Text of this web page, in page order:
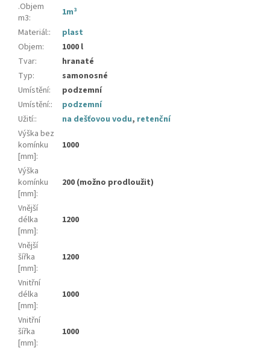
.Objem
m3:
1m³
Materiál::
plast
Objem:
1000 l
Tvar:
hranaté
Typ:
samonosné
Umístění:
podzemní
Umístění::
podzemní
Užití:: na dešťovou vodu, retenční
Výška bez
komínku
[mm]:
1000
Výška
komínku
[mm]:
200 (možno prodloužit)
Vnější
délka
[mm]:
1200
Vnější
šířka
[mm]:
1200
Vnitřní
délka
[mm]:
1000
Vnitřní
šířka
[mm]:
1000